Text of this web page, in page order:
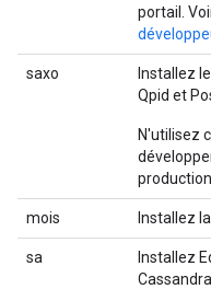
portail.
saxo
Installez
Qpid et
N'utilisez
production.
mois Installez
sa
Installez